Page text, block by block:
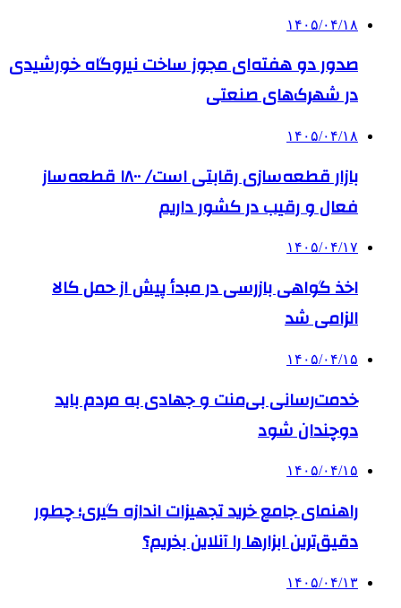
۱۴۰۵/۰۴/۱۸
صدور دو هفته‌ای مجوز ساخت نیروگاه خورشیدی
در شهرک‌های صنعتی
۱۴۰۵/۰۴/۱۸
بازار قطعه‌سازی رقابتی است/ ۱۸۰۰ قطعه‌ساز
فعال و رقیب در کشور داریم
۱۴۰۵/۰۴/۱۷
اخذ گواهی بازرسی در مبدأ پیش از حمل کالا
الزامی شد
۱۴۰۵/۰۴/۱۵
خدمت‌رسانی بی‌منت و جهادی به مردم باید
دوچندان شود
۱۴۰۵/۰۴/۱۵
راهنمای جامع خرید تجهیزات اندازه گیری؛ چطور
دقیق‌ترین ابزارها را آنلاین بخریم؟
۱۴۰۵/۰۴/۱۳